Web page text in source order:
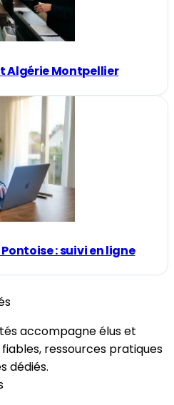
Algérie Montpellier
: suivi en ligne
accompagne élus et
ressources pratiques
dédiés.